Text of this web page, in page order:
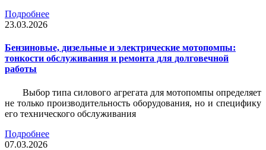
Подробнее
23.03.2026
Бензиновые, дизельные и электрические мотопомпы:
тонкости обслуживания и ремонта для долговечной
работы
Выбор типа силового агрегата для мотопомпы определяет
не только производительность оборудования, но и специфику
его технического обслуживания
Подробнее
07.03.2026